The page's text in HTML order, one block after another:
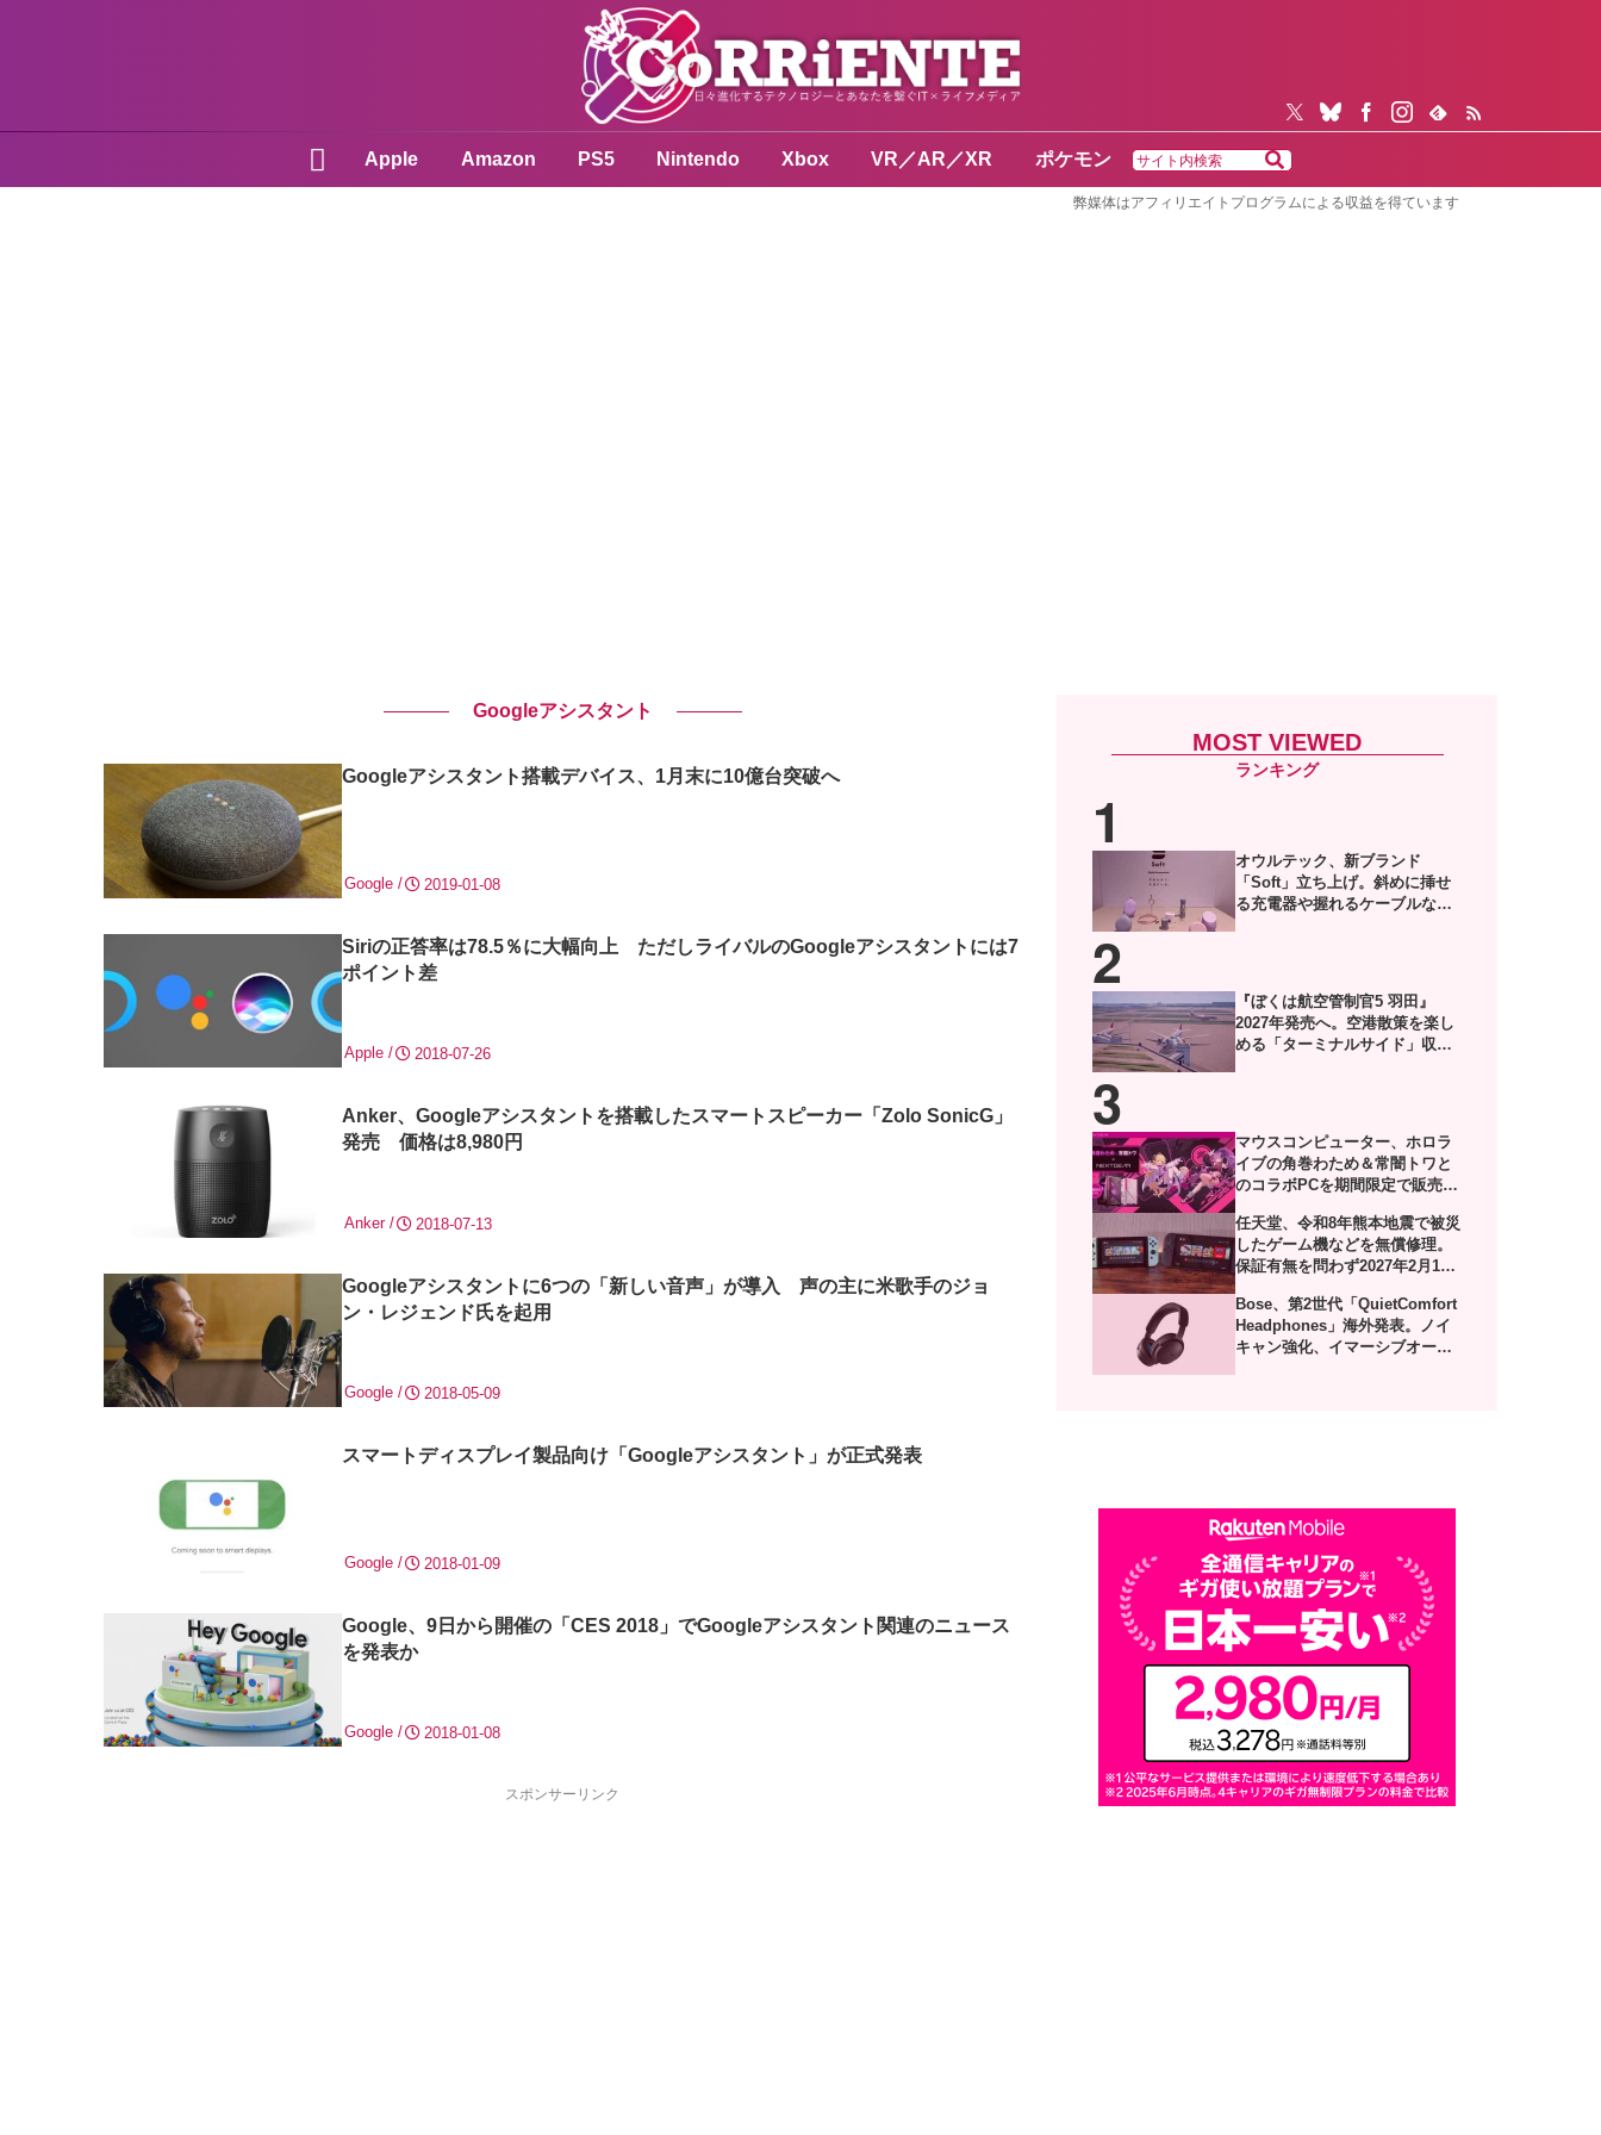
Apple Amazon PS5 Nintendo Xbox VR／AR／XR ポケモン
弊媒体はアフィリエイトプログラムによる収益を得ています
Googleアシスタント
Googleアシスタント搭載デバイス、1月末に10億台突破へ
2019-01-08
Google
Siriの正答率は78.5％に大幅向上 ただしライバルのGoogleアシスタントには7
ポイント差
2018-07-26
Apple
Anker、Googleアシスタントを搭載したスマートスピーカー「Zolo SonicG」
発売 価格は8,980円
2018-07-13
Anker
Googleアシスタントに6つの「新しい音声」が導入 声の主に米歌手のジョ
ン・レジェンド氏を起用
2018-05-09
Google
スマートディスプレイ製品向け「Googleアシスタント」が正式発表
2018-01-09
Google
Google、9日から開催の「CES 2018」でGoogleアシスタント関連のニュース
を発表か
2018-01-08
Google
スポンサーリンク
MOST VIEWED
オウルテック、新ブランド
「Soft」立ち上げ。斜めに挿せ
る充電器や握れるケーブルなど6
『ぼくは航空管制官5 羽田』
2027年発売へ。空港散策を楽し
める「ターミナルサイド」収録
マウスコンピューター、ホロラ
イブの角巻わため＆常闇トワと
のコラボPCを期間限定で販売。
任天堂、令和8年熊本地震で被災
したゲーム機などを無償修理。
保証有無を問わず2027年2月1日
Bose、第2世代「QuietComfort
Headphones」海外発表。ノイ
キャン強化、イマーシブオーデ